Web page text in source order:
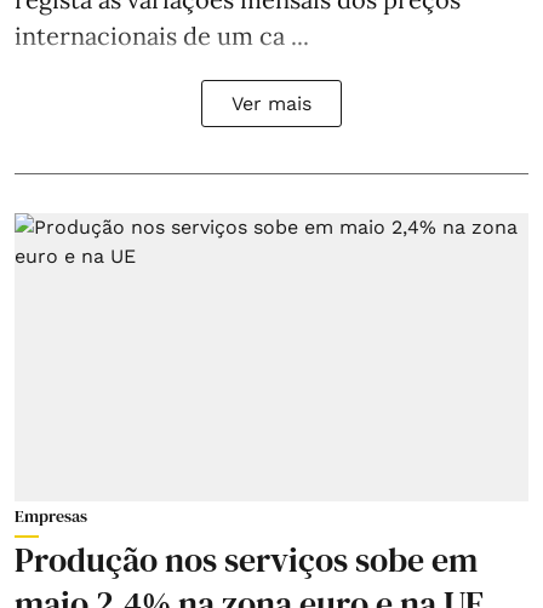
internacionais de um ca ...
Ver mais
Empresas
Produção nos serviços sobe em